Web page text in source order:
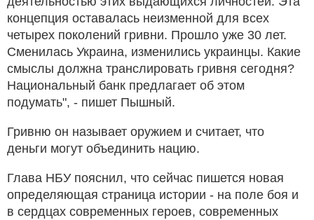
концепция оставалась неизменной для всех
четырех поколений гривни. Прошло уже 30 лет.
Сменилась Украина, изменились украинцы. Какие
смыслы должна транслировать гривня сегодня?
Национальный банк предлагает об этом
подумать", - пишет Пышный.
Гривню он называет оружием и считает, что
деньги могут объединить нацию.
Глава НБУ пояснил, что сейчас пишется новая
определяющая страница истории - на поле боя и
в сердцах современных героев, современных